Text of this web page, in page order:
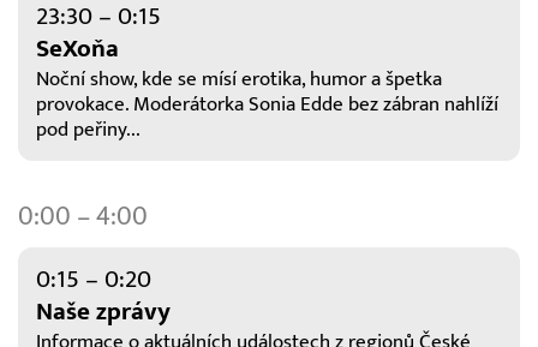
23:30 – 0:15
SeXoňa
Noční show, kde se mísí erotika, humor a špetka
provokace. Moderátorka Sonia Edde bez zábran nahlíží
pod peřiny...
0:00 – 4:00
0:15 – 0:20
Naše zprávy
Informace o aktuálních událostech z regionů České